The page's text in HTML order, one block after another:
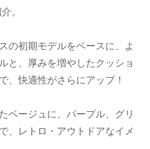
。
の初期モデルをベースに、よ
と、厚みを増やしたクッショ
、快適性がさらにアップ！
ベージュに、パープル、グリ
、レトロ・アウトドアなイメ